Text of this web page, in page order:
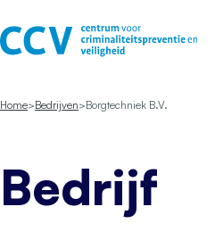
Home Bedrijven Borgtechniek B.V.
Bedrijf